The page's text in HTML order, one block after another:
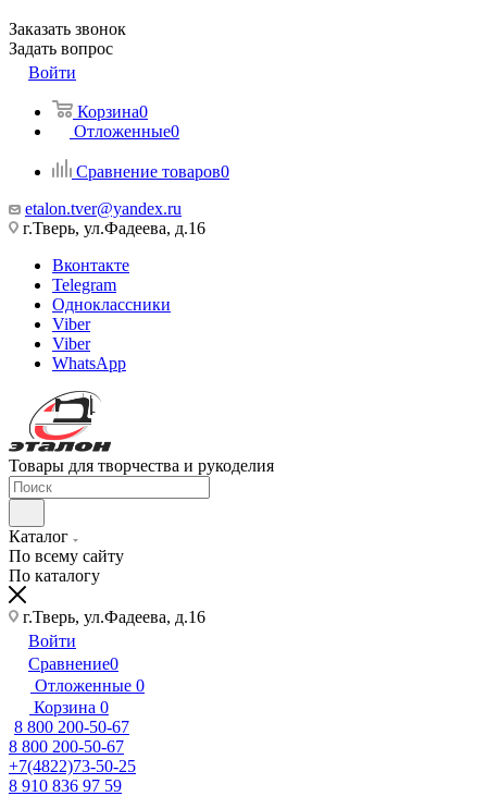
Заказать звонок
Задать вопрос
Войти
Корзина0
Отложенные0
Сравнение товаров0
etalon.tver@yandex.ru
г.Тверь, ул.Фадеева, д.16
Вконтакте
Telegram
Одноклассники
Viber
Viber
WhatsApp
Товары для творчества и рукоделия
Каталог
По всему сайту
По каталогу
г.Тверь, ул.Фадеева, д.16
Войти
Сравнение0
Отложенные 0
Корзина 0
8 800 200-50-67
8 800 200-50-67
+7(4822)73-50-25
8 910 836 97 59